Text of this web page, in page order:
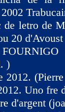
de letro de
20
)
2012.
Uno fre
d'argent